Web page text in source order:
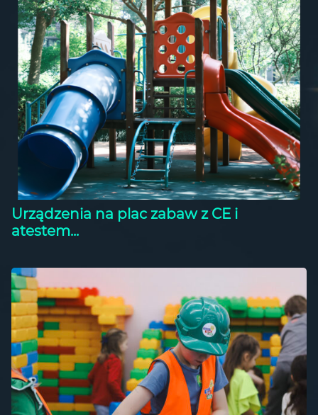
Urządzenia na plac zabaw z CE i
atestem...